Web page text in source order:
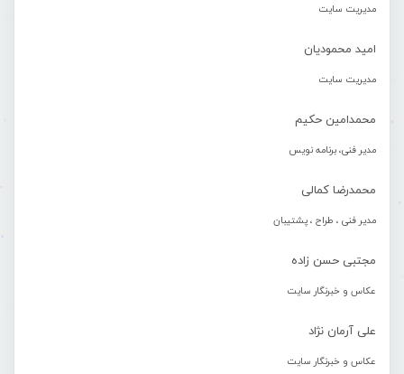
مدیریت سایت
امید محمودیان
مدیریت سایت
محمدامین حکیم
مدیر فنی، برنامه نویس
محمدرضا کمالی
مدیر فنی ، طراح ، پشتیبان
مجتبی حسن زاده
عکاس و خبرنگار سایت
علی آرمان نژاد
عکاس و خبرنگار سایت